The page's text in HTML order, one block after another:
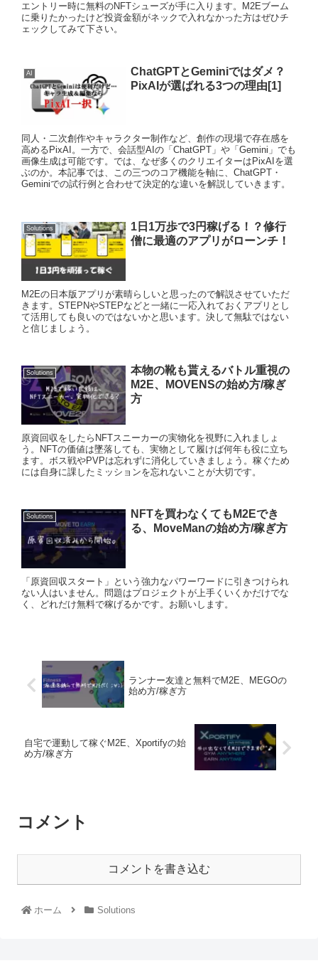
エントリー時に無料のNFTシューズが手に入ります。M2Eブーム
に乗りたかったけど投資金額がネックで入れなかった方はぜひチ
ェックしてみて下さい。
AI
ChatGPTとGeminiではダメ？
PixAIが選ばれる3つの理由[1]
同人・二次創作やキャラクター制作など、創作の現場で存在感を
高めるPixAI。一方で、会話型AIの「ChatGPT」や「Gemini」でも
画像生成は可能です。では、なぜ多くのクリエイターはPixAIを選
ぶのか。本記事では、この三つのコア機能を軸に、ChatGPT・
Geminiでの試行例と合わせて決定的な違いを解説していきます。
Solutions
1日1万歩で3円稼げる！？修行
僧に最適のアプリがローンチ！
M2Eの日本版アプリが素晴らしいと思ったので解説させていただ
きます。STEPNやSTEPなどと一緒に一応入れておくアプリとし
て活用しても良いのではないかと思います。決して無駄ではない
と信じましょう。
Solutions
本物の靴も貰えるバトル重視の
M2E、MOVENSの始め方/稼ぎ
方
原資回収をしたらNFTスニーカーの実物化を視野に入れましょ
う。NFTの価値は墜落しても、実物として履けば何年も役に立ち
ます。ボス戦やPVPは忘れずに消化していきましょう。稼ぐため
には自身に課したミッションを忘れないことが大切です。
Solutions
NFTを買わなくてもM2Eでき
る、MoveManの始め方/稼ぎ方
「原資回収スタート」という強力なパワーワードに引きつけられ
ない人はいません。問題はプロジェクトが上手くいくかだけでな
く、どれだけ無料で稼げるかです。お願いします。
ランナー友達と無料でM2E、MEGOの
始め方/稼ぎ方
自宅で運動して稼ぐM2E、Xportifyの始
め方/稼ぎ方
コメント
コメントを書き込む
ホーム Solutions